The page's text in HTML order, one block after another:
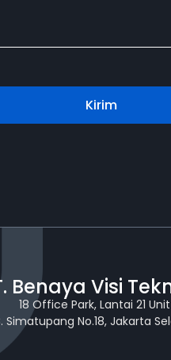
Kirim
Benaya Visi
18 Office Park, Lantai 21
Simatupang No.18, Jakarta